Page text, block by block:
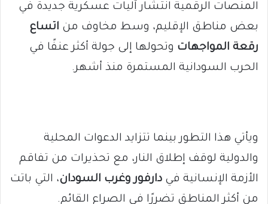
المنصات الرقمية انتشار آليات عسكرية جديدة في
بعض مناطق الإقليم، وسط مخاوف من اتساع
رقعة المواجهات وتحولها إلى جولة أكثر عنفًا في
الحرب السودانية المستمرة منذ أشهر.
ويأتي هذا التطور بينما تتزايد الدعوات المحلية
والدولية لوقف إطلاق النار، مع تحذيرات من تفاقم
الأزمة الإنسانية في دارفور وغرب السودان، التي باتت
من أكثر المناطق تضررًا في الصراع القائم.